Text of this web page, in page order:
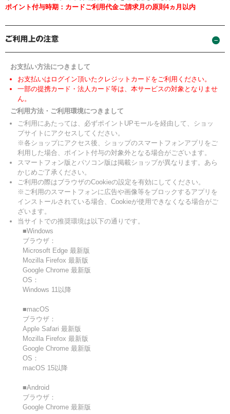
ポイント付与時期：カードご利用代金ご請求月の原則4ヵ月以内
お支払い方法につきまして
お支払いはログイン頂いたクレジットカードをご利用ください。
一部の提携カード・法人カード等は、本サービスの対象となりませ
ん。
ご利用方法・ご利用環境につきまして
ご利用にあたっては、必ずポイントUPモールを経由して、ショッ
プサイトにアクセスしてください。
※各ショップにアクセス後、ショップのスマートフォンアプリをご
利用した場合、ポイント付与の対象外となる場合がございます。
スマートフォン版とパソコン版は掲載ショップが異なります。あら
かじめご了承ください。
ご利用の際はブラウザのCookieの設定を有効にしてください。
※ご利用のスマートフォンに広告や画像等をブロックするアプリを
インストールされている場合、Cookieが使用できなくなる場合がご
ざいます。
当サイトでの推奨環境は以下の通りです。
■Windows
ブラウザ：
Microsoft Edge 最新版
Mozilla Firefox 最新版
Google Chrome 最新版
OS：
Windows 11以降
■macOS
ブラウザ：
Apple Safari 最新版
Mozilla Firefox 最新版
Google Chrome 最新版
OS：
macOS 15以降
■Android
ブラウザ：
Google Chrome 最新版